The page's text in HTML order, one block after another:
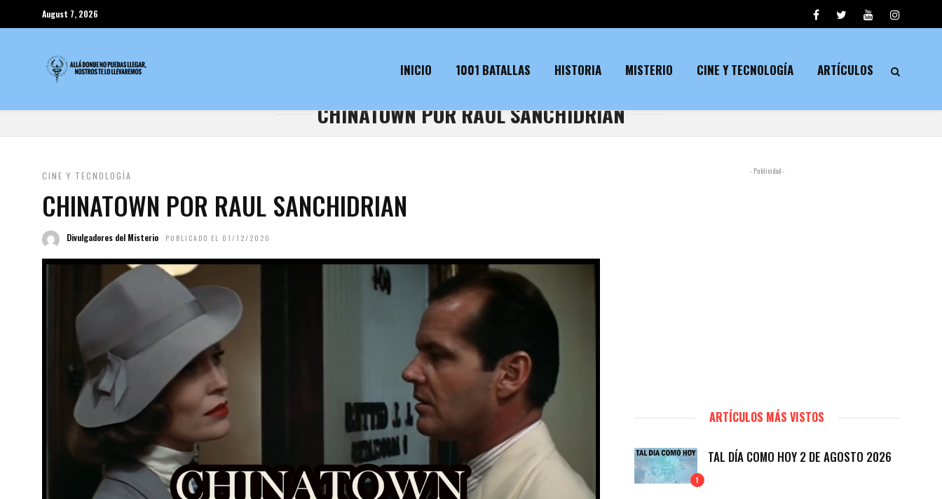
August 7, 2026
INICIO 1001 BATALLAS HISTORIA MISTERIO CINE Y TECNOLOGÍA ARTÍCULOS
CHINATOWN POR RAUL SANCHIDRIAN
CINE Y TECNOLOGÍA
CHINATOWN POR RAUL SANCHIDRIAN
Divulgadores del Misterio PUBLICADO EL 01/12/2020
- Publicidad -
ARTÍCULOS MÁS VISTOS
1
TAL DÍA COMO HOY 2 DE AGOSTO 2026